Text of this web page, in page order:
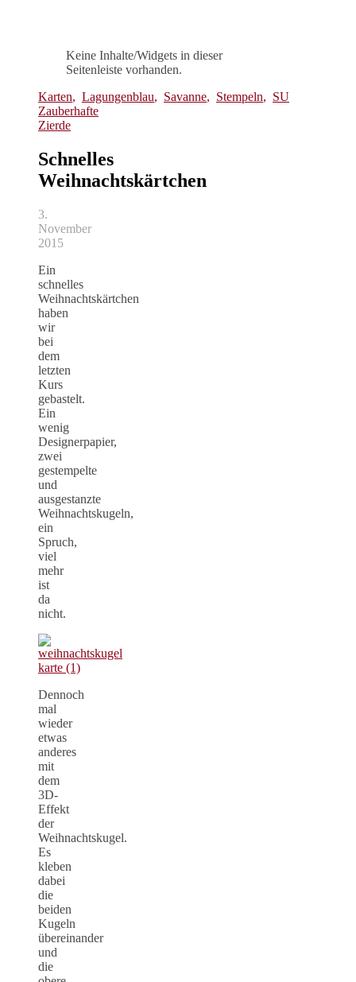
Keine Inhalte/Widgets in dieser
Seitenleiste vorhanden.
Karten, Lagungenblau, Savanne, Stempeln, SU
Zauberhafte
Zierde
Schnelles
Weihnachtskärtchen
3.
November
2015
Ein
schnelles
Weihnachtskärtchen
haben
wir
bei
dem
letzten
Kurs
gebastelt.
Ein
wenig
Designerpapier,
zwei
gestempelte
und
ausgestanzte
Weihnachtskugeln,
ein
Spruch,
viel
mehr
ist
da
nicht.
Dennoch
mal
wieder
etwas
anderes
mit
dem
3D-
Effekt
der
Weihnachtskugel.
Es
kleben
dabei
die
beiden
Kugeln
übereinander
und
die